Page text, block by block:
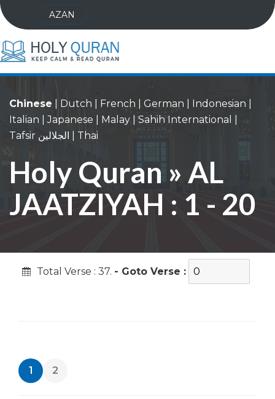
AZAN
Chinese Dutch French German Indonesian
Italian |Japanese Malay Sahih International
Tafsir الجلالين
Thai
Holy Quran » AL
JAATZIYAH : 1 - 20
Total Verse : 37. - Goto Verse :
1 2